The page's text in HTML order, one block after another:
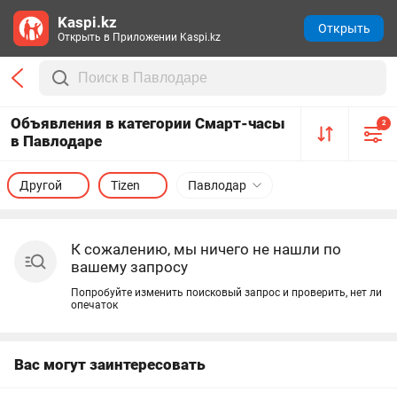
Объявления в категории Смарт-часы
в Павлодаре
2
Павлодар
Другой Tizen
К сожалению, мы ничего не нашли по
вашему запросу
Попробуйте изменить поисковый запрос и проверить, нет ли
опечаток
Вас могут заинтересовать
Kaspi.kz
Открыть в Приложении Kaspi.kz
Открыть